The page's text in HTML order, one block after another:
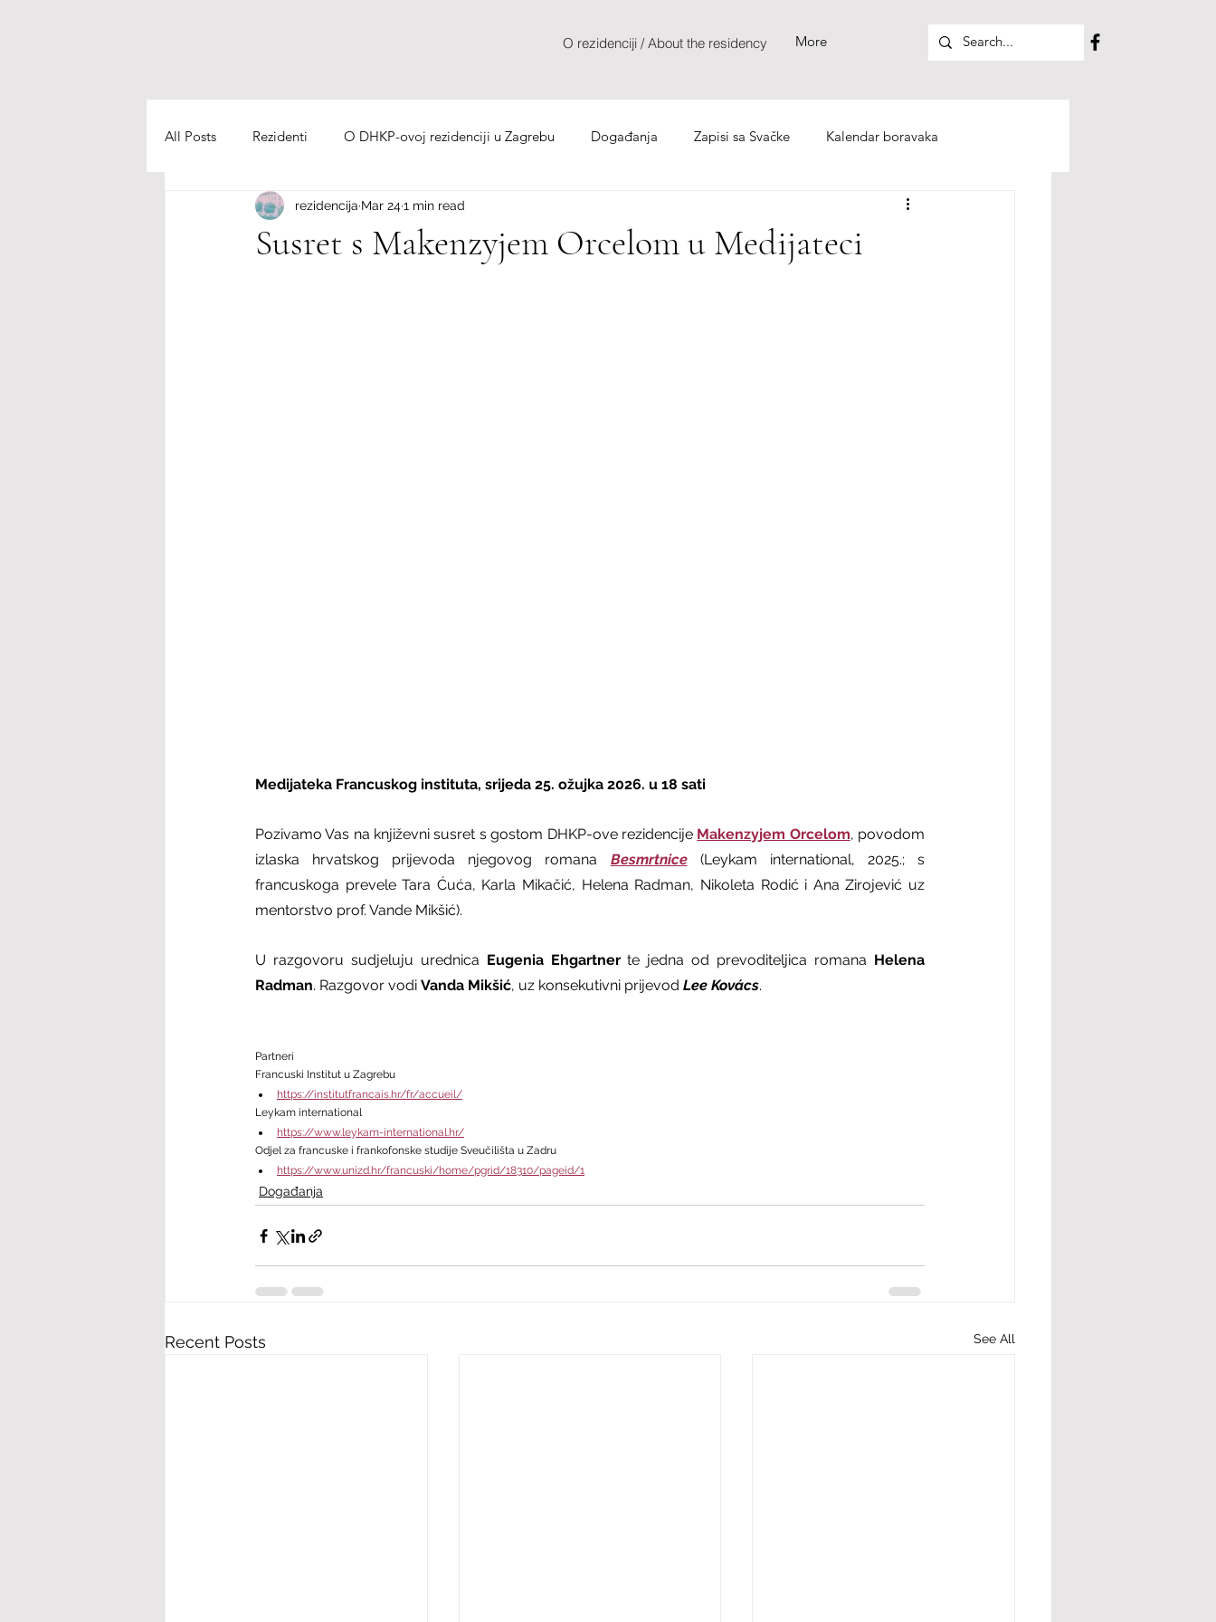
More
O rezidenciji / About the residency
All Posts Rezidenti O DHKP-ovoj rezidenciji u Zagrebu Događanja Zapisi sa Svačke Kalendar boravaka
Susret s Makenzyjem Orcelom u Medijateci
rezidencija Mar 241 min read
Medijateka Francuskog instituta, srijeda 25. ožujka 2026. u 18 sati
Pozivamo Vas na književni susret s gostom DHKP-ove rezidencije Makenzyjem Orcelom, povodom
izlaska hrvatskog prijevoda njegovog romana Besmrtnice
(Leykam international, 2025.; s
francuskoga prevele Tara Ćuća, Karla Mikačić, Helena Radman, Nikoleta Rodić i Ana Zirojević uz
mentorstvo prof. Vande Mikšić).
U razgovoru sudjeluju urednica Eugenia Ehgartner te jedna od prevoditeljica romana Helena
Radman. Razgovor vodi Vanda Mikšić, uz konsekutivni prijevod Lee Kovács.
Partneri
Francuski Institut u Zagrebu
https://institutfrancais.hr/fr/accueil/
Leykam international
https://www.leykam-international.hr/
Odjel za francuske i frankofonske studije Sveučilišta u Zadru
https://www.unizd.hr/francuski/home/pgrid/18310/pageid/1
Događanja
Recent Posts See All